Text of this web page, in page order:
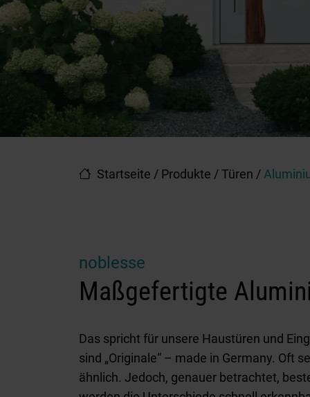
Startseite / Produkte /Türen /
noblesse
Maßgefertigte
Das spricht für unsere Haustüren und
sind „Originale“ – made in Germany. Oft
ähnlich. Jedoch, genauer betrachtet,